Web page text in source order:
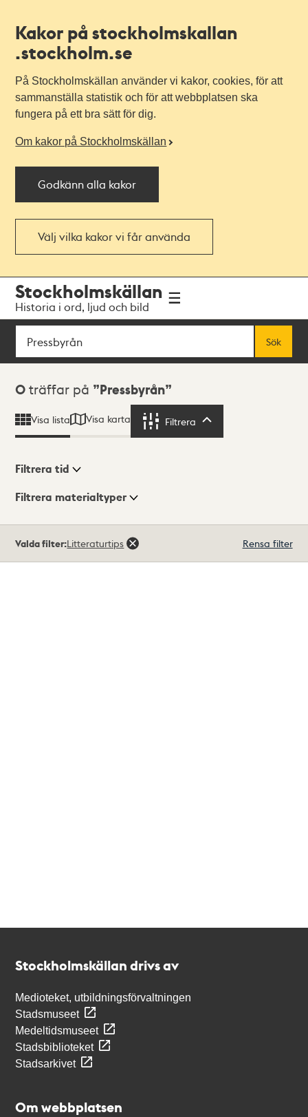
Kakor på stockholmskallan
.stockholm.se
På Stockholmskällan använder vi kakor, cookies, för att
sammanställa statistik och för att webbplatsen ska
fungera på ett bra sätt för dig.
Om kakor på Stockholmskällan
Godkänn alla kakor
Välj vilka kakor vi får använda
navigationen
huvudinnehållet
Stockholmskällan
Historia i ord, ljud och bild
Sök
Sök
Sökresultat
0 träffar på Pressbyrån
Visa lista Visa karta Filtrera
Visningsläge
Filtrera tid
Filtrera materialtyper
träffar
Valda filter:Litteraturtips Rensa filter
Stockholmskällan drivs av
Medioteket, utbildningsförvaltningen
Stadsmuseet
Medeltidsmuseet
Stadsbiblioteket
Stadsarkivet
Om webbplatsen